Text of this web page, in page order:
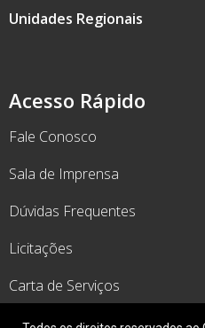
Acesso Rápido
Fale Conosco
Sala de Imprensa
Dúvidas Frequentes
Licitações
Carta de Serviços
Unidades Regionais